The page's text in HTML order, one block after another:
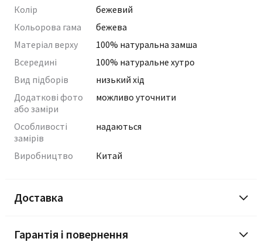
Колір
бежевий
Кольорова гама
бежева
Матеріал верху
100% натуральна замша
Всередині
100% натуральне хутро
Вид підборів
низький хід
Додаткові фото
або заміри
можливо уточнити
Особливості
замірів
надаються
Виробництво Китай
Доставка
Гарантія і повернення